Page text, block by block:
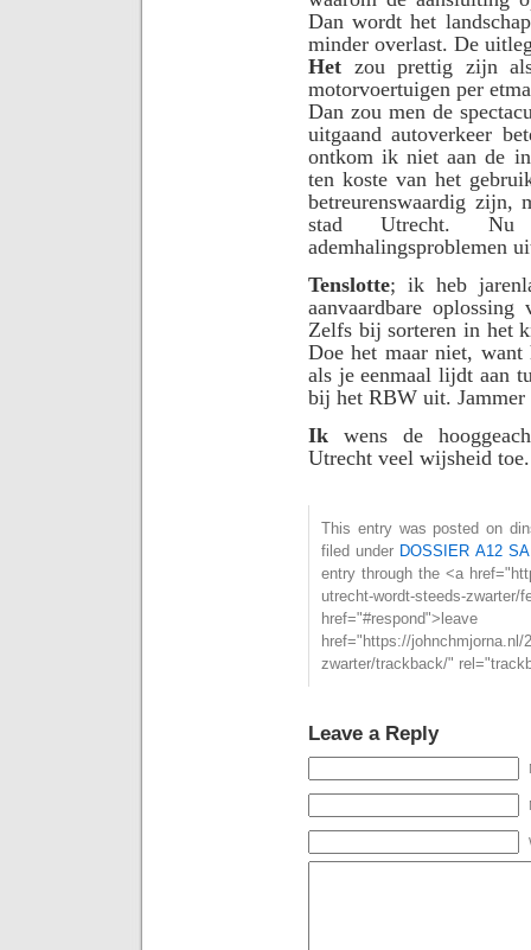
Dan wordt het
minder overlast. De
Het zou prettig zijn
motorvoertuigen per
Dan zou men de
uitgaand autoverkeer
ontkom ik niet aan de
ten koste van het
betreurenswaardig zijn,
stad Utrecht.
ademhalingsproblemen
Tenslotte; ik heb
aanvaardbare
Zelfs bij sorteren in het
Doe het maar niet,
als je eenmaal lijdt aan
bij het RBW uit. Jammer
Ik wens de
Utrecht veel wijsheid toe.
This entry was posted on
filed under DOSSIER A12
entry through the <a
utrecht-wordt-steeds-
href="https://johnchmjorna.nl/
zwarter/trackback/"
Leave a Reply